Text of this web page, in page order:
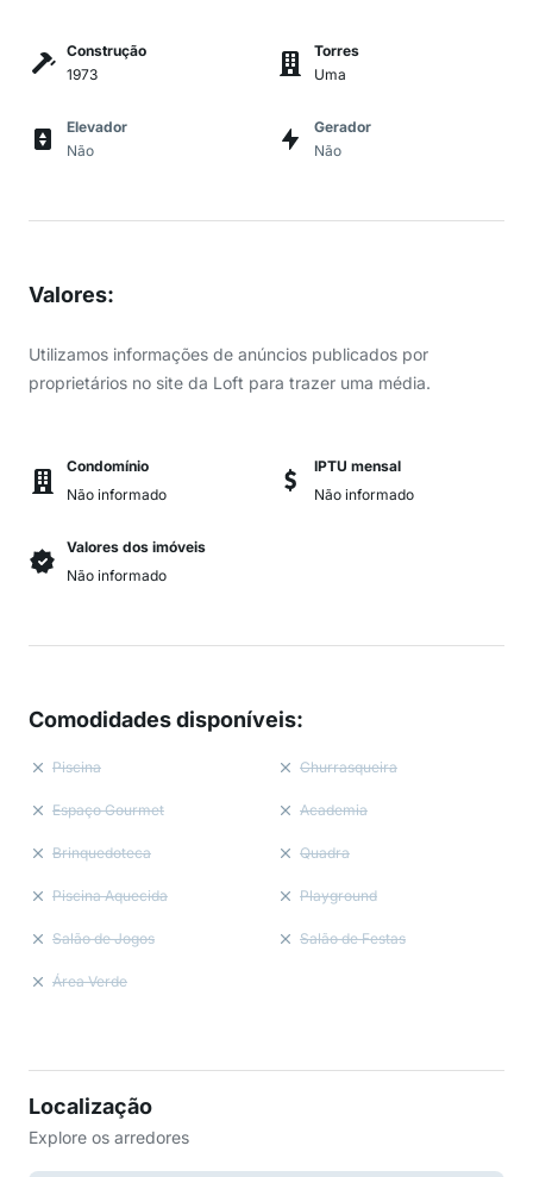
Construção
1973
Torres
Uma
Elevador
Não
Gerador
Não
Valores:
Utilizamos informações de anúncios publicados por
proprietários no site da Loft para trazer uma média.
Condomínio
Não informado
IPTU mensal
Não informado
Valores dos imóveis
Não informado
Comodidades disponíveis:
Piscina Churrasqueira
Espaço Gourmet Academia
Brinquedoteca Quadra
Piscina Aquecida Playground
Salão de Jogos Salão de Festas
Área Verde
Localização
Explore os arredores